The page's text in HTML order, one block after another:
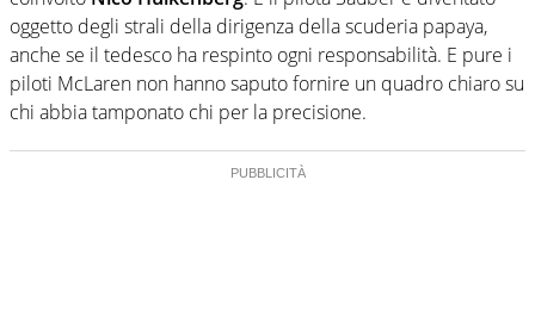
oggetto degli strali della dirigenza della scuderia papaya,
anche se il tedesco ha respinto ogni responsabilità. E pure i
piloti McLaren non hanno saputo fornire un quadro chiaro su
chi abbia tamponato chi per la precisione.